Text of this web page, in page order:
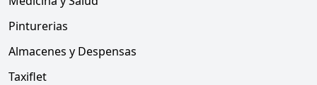
Pinturerias
Almacenes y Despensas
Taxiflet